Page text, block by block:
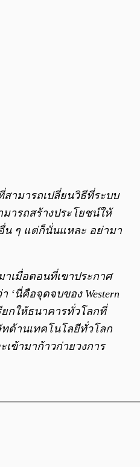
ามารถเปลี่ยนวิธีที่ระบบ
ารถสร้างประโยชน์ให้
น ๆ แต่ก็นั่นแหละ อย่ามา
าเมื่อตอนที่เขาประกาศ
‘นี่คือจุดจบของ Western
ยกให้ธนาคารทั่วโลกที่
ด้านเทคโนโลยีทั่วโลก
เข้ามาก้าวก่ายวงการ